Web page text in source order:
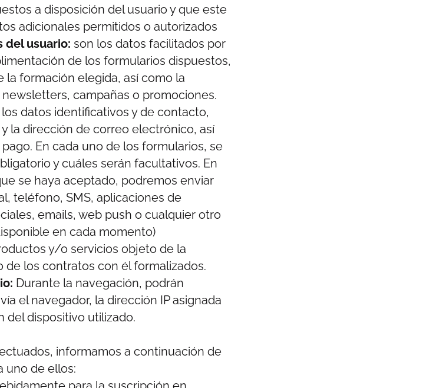
a disposición del usuario y que este
adicionales permitidos o autorizados
del usuario: son los datos facilitados por
de los formularios dispuestos,
formación elegida, así como la
campañas o promociones.
datos identificativos y de contacto,
la dirección de correo electrónico, así
En cada uno de los formularios, se
y cuáles serán facultativos. En
se haya aceptado, podremos enviar
teléfono, SMS, aplicaciones de
emails, web push o cualquier otro
en cada momento)
y/o servicios objeto de la
los contratos con él formalizados.
Durante la navegación, podrán
el navegador, la dirección IP asignada
del dispositivo utilizado.
informamos a continuación de
uno de ellos: